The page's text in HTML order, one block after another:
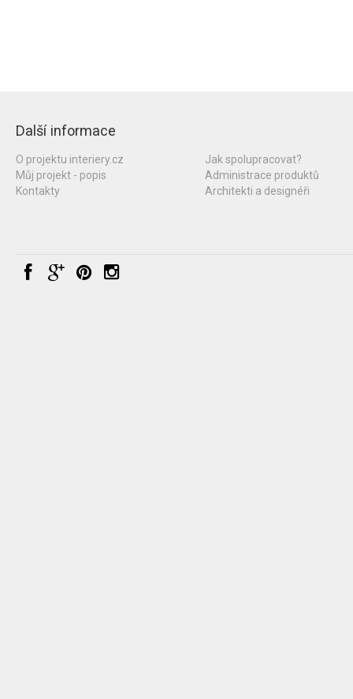
Další informace
O projektu interiery.cz
Můj projekt - popis
Kontakty
Jak spolupracovat?
Administrace produktů
Architekti a designéři